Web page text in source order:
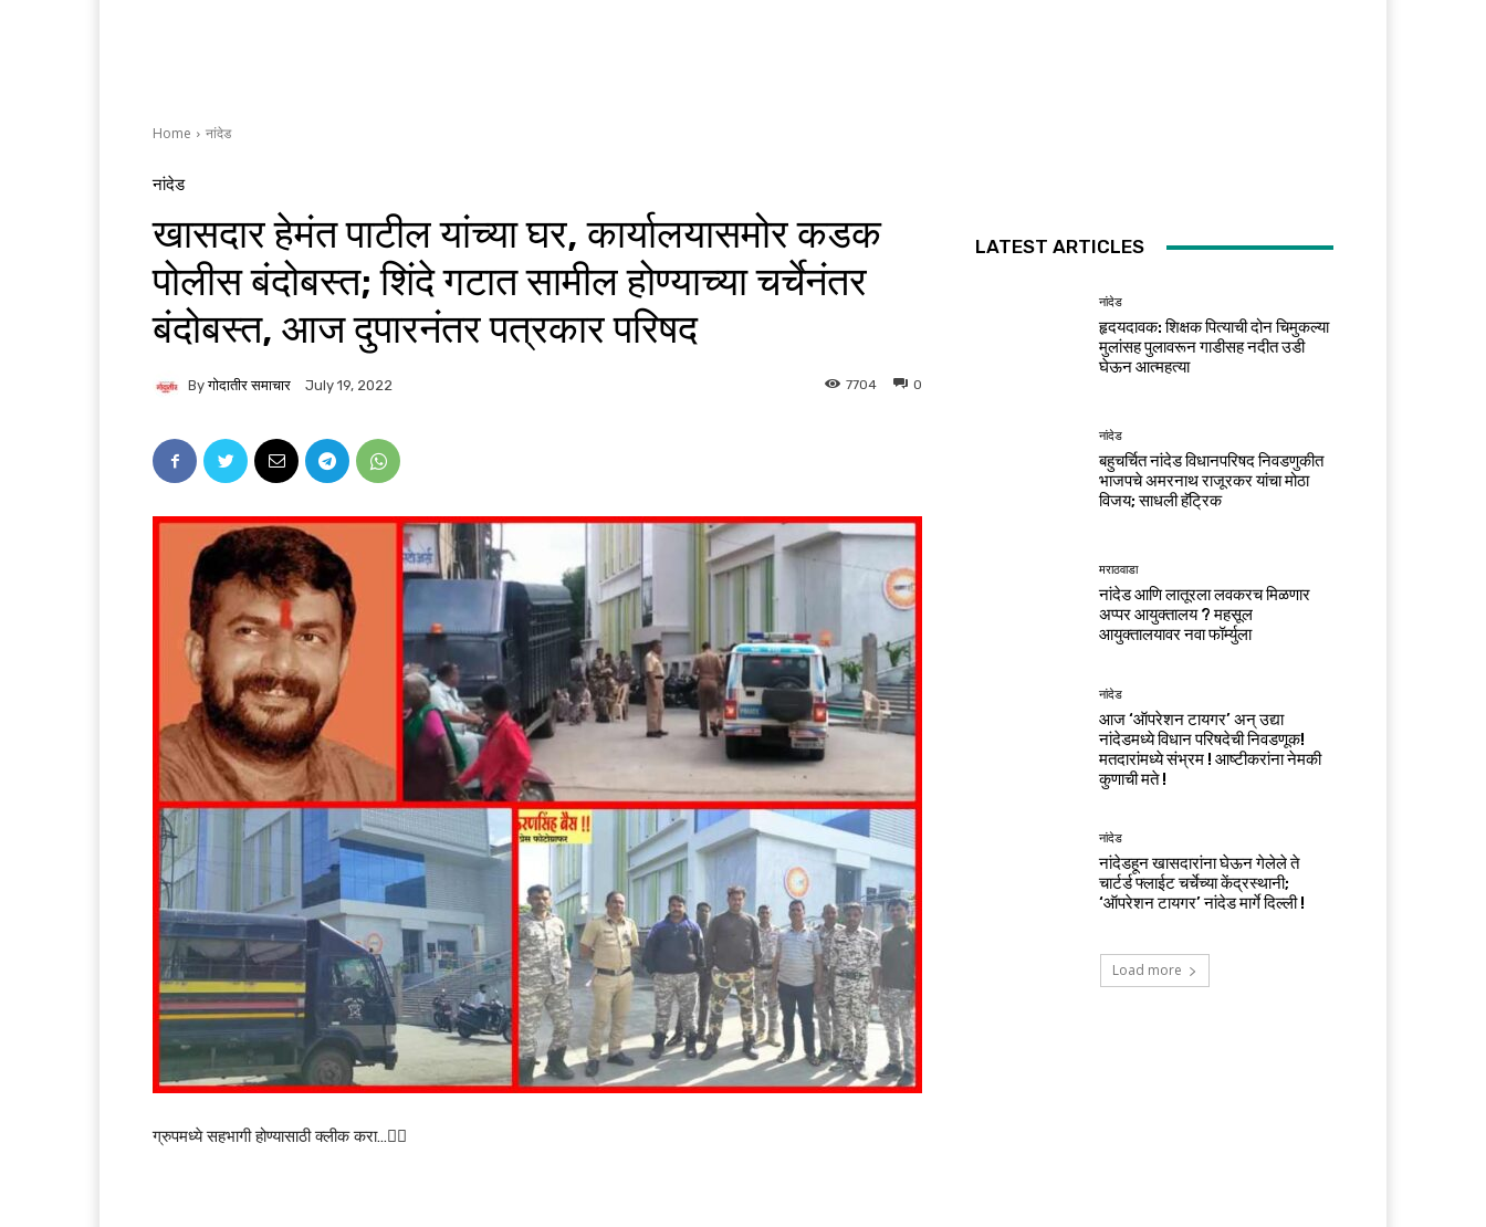
Home नांदेड
नांदेड
खासदार हेमंत पाटील यांच्या घर, कार्यालयासमोर कडक
पोलीस बंदोबस्त; शिंदे गटात सामील होण्याच्या चर्चेनंतर
बंदोबस्त, आज दुपारनंतर पत्रकार परिषद
By गोदातीर समाचार July 19, 2022 0
7704
ग्रुपमध्ये सहभागी होण्यासाठी क्लीक करा…👆🏻
LATEST ARTICLES
नांदेड
हृदयदावक: शिक्षक पित्याची दोन चिमुकल्या
मुलांसह पुलावरून गाडीसह नदीत उडी
घेऊन आत्महत्या
नांदेड
बहुचर्चित नांदेड विधानपरिषद निवडणुकीत
भाजपचे अमरनाथ राजूरकर यांचा मोठा
विजय; साधली हॅट्रिक
मराठवाडा
नांदेड आणि लातूरला लवकरच मिळणार
अप्पर आयुक्तालय ? महसूल
आयुक्तालयावर नवा फॉर्म्युला
नांदेड
आज ‘ऑपरेशन टायगर’ अन् उद्या
नांदेडमध्ये विधान परिषदेची निवडणूक!
मतदारांमध्ये संभ्रम ! आष्टीकरांना नेमकी
कुणाची मते !
नांदेड
नांदेडहून खासदारांना घेऊन गेलेले ते
चार्टर्ड फ्लाईट चर्चेच्या केंद्रस्थानी;
‘ऑपरेशन टायगर’ नांदेड मार्गे दिल्ली !
Load more